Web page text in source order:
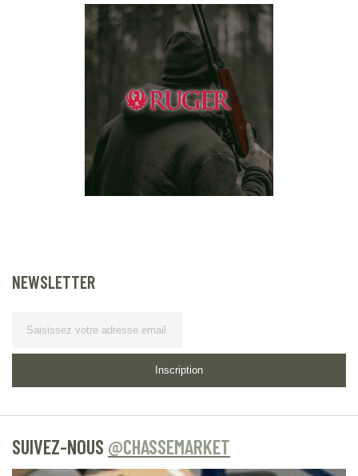
NEWSLETTER
Inscription
SUIVEZ-NOUS @CHASSEMARKET